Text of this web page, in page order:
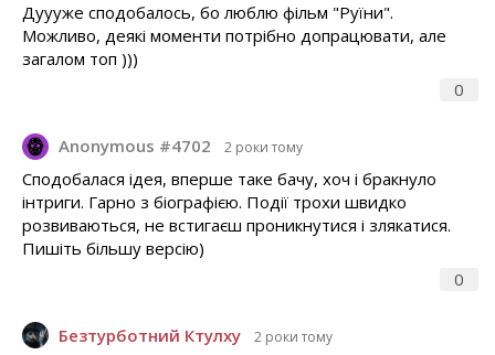
0
Дуууже сподобалось, бо люблю фільм "Руїни".
Можливо, деякі моменти потрібно допрацювати, але
загалом топ )))
Anonymous #4702 2 роки тому
0
Сподобалася ідея, вперше таке бачу, хоч і бракнуло
інтриги. Гарно з біографією. Події трохи швидко
розвиваються, не встигаєш проникнутися і злякатися.
Пишіть більшу версію)
Безтурботний Ктулху 2 роки тому